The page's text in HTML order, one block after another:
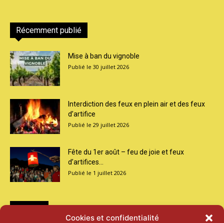
Cookies et confidentialité
Récemment publié
Mise à ban du vignoble
30 juillet 2026
Interdiction des feux en plein air et des feux
d’artifice
29 juillet 2026
Fête du 1er août – feu de joie et feux
d’artifices...
1 juillet 2026